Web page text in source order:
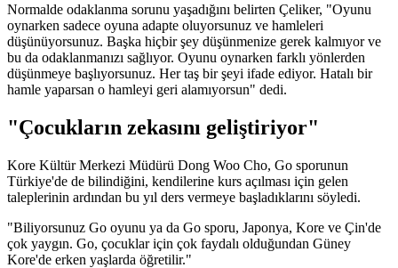
Normalde odaklanma sorunu yaşadığını belirten Çeliker, "Oyunu
oynarken sadece oyuna adapte oluyorsunuz ve hamleleri
düşünüyorsunuz. Başka hiçbir şey düşünmenize gerek kalmıyor ve
bu da odaklanmanızı sağlıyor. Oyunu oynarken farklı yönlerden
düşünmeye başlıyorsunuz. Her taş bir şeyi ifade ediyor. Hatalı bir
hamle yaparsan o hamleyi geri alamıyorsun" dedi.
"Çocukların zekasını geliştiriyor"
Kore Kültür Merkezi Müdürü Dong Woo Cho, Go sporunun
Türkiye'de de bilindiğini, kendilerine kurs açılması için gelen
taleplerinin ardından bu yıl ders vermeye başladıklarını söyledi.
"Biliyorsunuz Go oyunu ya da Go sporu, Japonya, Kore ve Çin'de
çok yaygın. Go, çocuklar için çok faydalı olduğundan Güney
Kore'de erken yaşlarda öğretilir."